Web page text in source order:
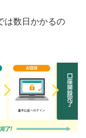
は数日かかるの